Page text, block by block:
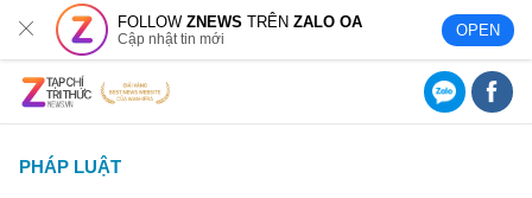
FOLLOWZNEWS TRÊNZALO OA
Cập nhật tin mới OPEN
PHÁP LUẬT